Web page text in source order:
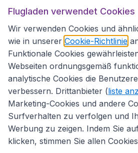
Flugladen.at
Internationale Webseiten
Flugladen verwendet Cookies
Wir verwenden Cookies und
wie in unserer Cookie-Richtlinie
Funktionale Cookies
Webseiten ordnungsgemäß
analytische Cookies die
verbessern. Drittanbieter (liste
Marketing-Cookies und andere
Surfverhalten zu verfolgen und
Werbung zu zeigen. Indem Sie
klicken, stimmen Sie allen